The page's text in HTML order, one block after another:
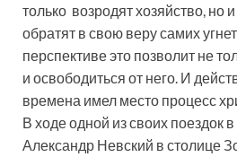
только возродят хозяйство, но
обратят в свою веру самих
перспективе это позволит не
и освободиться от него. И
времена имел место процесс
В ходе одной из своих поездок
Александр Невский в столице